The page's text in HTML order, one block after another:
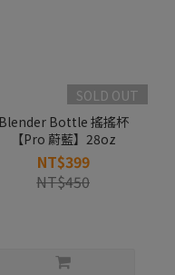
SOLD OUT
Blender Bottle 搖搖杯
【Pro 蔚藍】28oz
NT$399
NT$450